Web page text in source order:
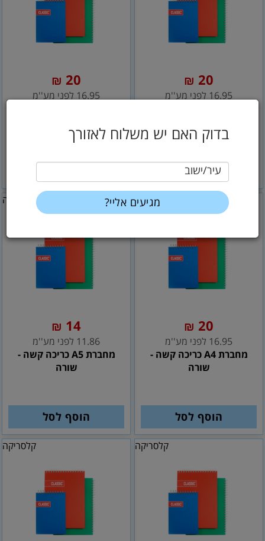
בדוק האם יש משלוח לאזורך
עיר/ישוב
20
₪
16.95 לפני מע''מ
הוסף לסל
20
₪
16.95 לפני מע''מ
קלסריקה
20
₪
16.95 לפני מע''מ
מחברת A4 כריכה קשה -
שורה
הוסף לסל
קלסריקה
14
₪
11.86 לפני מע''מ
מחברת A5 כריכה קשה -
שורה
הוסף לסל
קלסריקה קלסריקה